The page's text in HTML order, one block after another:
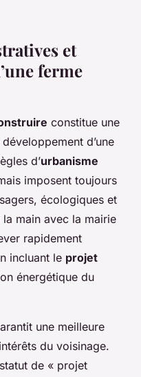
et
ferme
constitue une
d’une
d’urbanisme
imposent toujours
écologiques et
main avec la mairie
rapidement
incluant le projet
énergétique du
une meilleure
du voisinage.
de « projet